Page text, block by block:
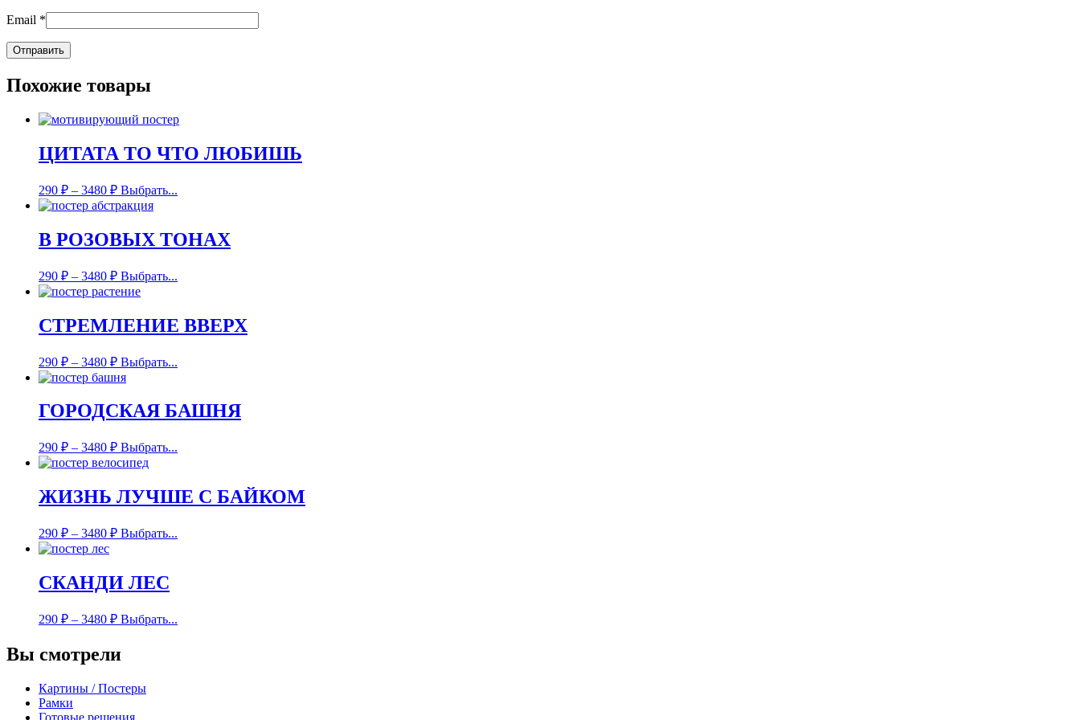
Email *
Похожие товары
ЦИТАТА ТО ЧТО ЛЮБИШЬ
290 ₽ – 3480 ₽ Выбрать...
В РОЗОВЫХ ТОНАХ
290 ₽ – 3480 ₽ Выбрать...
СТРЕМЛЕНИЕ ВВЕРХ
290 ₽ – 3480 ₽ Выбрать...
ГОРОДСКАЯ БАШНЯ
290 ₽ – 3480 ₽ Выбрать...
ЖИЗНЬ ЛУЧШЕ С БАЙКОМ
290 ₽ – 3480 ₽ Выбрать...
СКАНДИ ЛЕС
290 ₽ – 3480 ₽ Выбрать...
Вы смотрели
Картины / Постеры
Рамки
Готовые решения